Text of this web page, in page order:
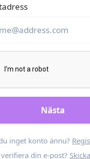
Nästa
inget konto ännu?
din e-post?